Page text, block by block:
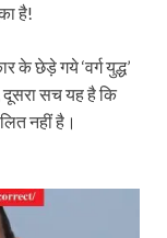
है!
के छेड़े गये ‘वर्ग युद्ध’
दूसरा सच यह है कि
नहीं है।